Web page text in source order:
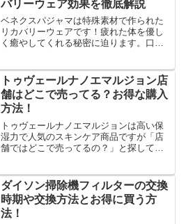
バリーウェア効果を徹底解説
ベネクスパジャマは特殊素材で作られた
リカバリーウェアです！疲れた体を優し
く癒やしてくれる秘密に迫ります。口コ
できる効果をご紹介！購入前に知りたい
価格や返品情報もまとめているます。
トゥヴェールナノエマルジョン店
舗はどこで売ってる？お得な購入
方法！
トゥヴェールナノエマルジョンは高い保
湿力で人気のスキンケア商品ですが「店
舗ではどこで売ってるの？」と探してい
ク！さらに、楽天やAmazonで購入するメ
リットや、セール・クーポンでお得にゲ
ットする方法もご紹介。これで賢くお買
い物を楽しみましょう！
ダイソン掃除機フィルターの交換
時期や交換方法とお得に買う方
法！